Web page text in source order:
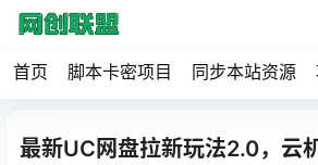
首页 脚本卡密项目 同步本站资源
最新UC网盘拉新玩法2.0，云